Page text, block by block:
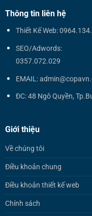
Thông tin liên hệ
Thiết Kế Web:
SEO/Adwords:
0357.072.029
EMAIL:
ĐC: 48 Ngô Quyền,
Giới thiệu
Về chúng tôi
Điều khoản chung
Điều khoản thiết kế web
Chính sách